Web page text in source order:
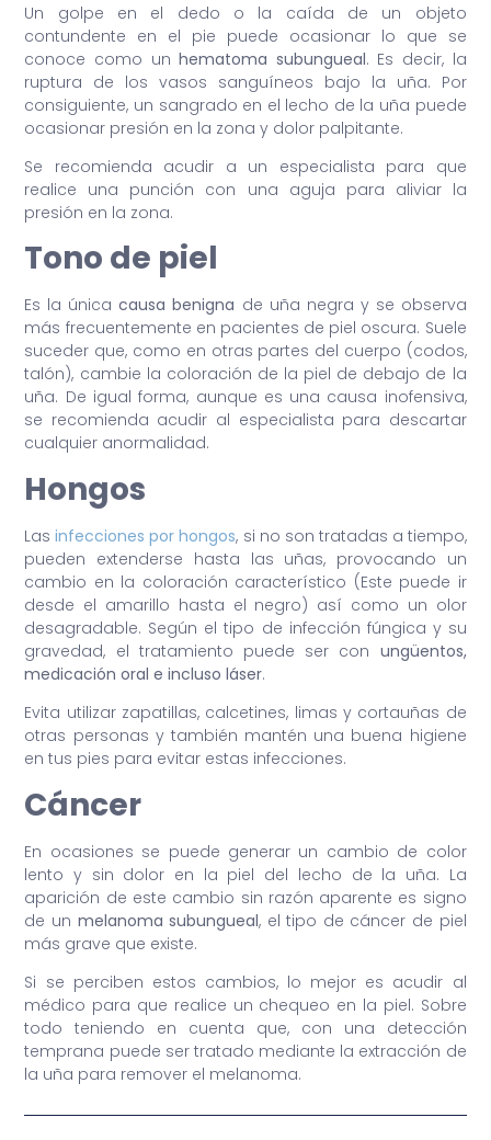
Un golpe en el dedo o la caída de un objeto
contundente en el pie puede ocasionar lo que se
conoce como unhematoma subungueal. Es decir, la
ruptura de los vasos sanguíneos bajo la uña. Por
consiguiente, un sangrado en el lecho de la uña puede
ocasionar presión en la zona y dolor palpitante.
Se recomienda acudir a un especialista para que
realice una punción con una aguja para aliviar la
presión en la zona.
Tono de piel
Es la únicacausa benigna de uña negra y se observa
más frecuentemente en pacientes de piel oscura. Suele
suceder que, como en otras partes del cuerpo (codos,
talón), cambie la coloración de la piel de debajo de la
uña. De igual forma, aunque es una causa inofensiva,
se recomienda acudir al especialista para descartar
cualquier anormalidad.
Hongos
Lasinfecciones por hongos, si no son tratadas a tiempo,
pueden extenderse hasta las uñas, provocando un
cambio en la coloración característico (Este puede ir
desde el amarillo hasta el negro) así como un olor
desagradable. Según el tipo de infección fúngica y su
gravedad, el tratamiento puede ser con ungüentos,
medicación oral e incluso láser.
Evita utilizar zapatillas, calcetines, limas y cortauñas de
otras personas y también mantén una buena higiene
en tus pies para evitar estas infecciones.
Cáncer
En ocasiones se puede generar un cambio de color
lento y sin dolor en la piel del lecho de la uña. La
aparición de este cambio sin razón aparente es signo
de un melanoma subungueal, el tipo de cáncer de piel
más grave que existe.
Si se perciben estos cambios, lo mejor es acudir al
médico para que realice un chequeo en la piel. Sobre
todo teniendo en cuenta que, con una detección
temprana puede ser tratado mediante la extracción de
la uña para remover el melanoma.